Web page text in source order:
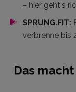
– hier geht's
SPRUNG.FIT:
verbrenne bis
Das